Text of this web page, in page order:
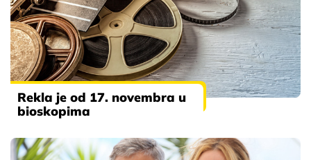
Rekla je od 17. novembra u
bioskopima